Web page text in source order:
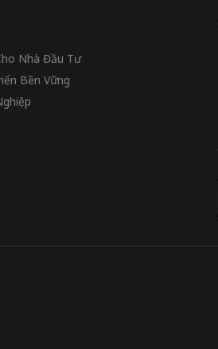
Nhà Đầu Tư
Bền Vững